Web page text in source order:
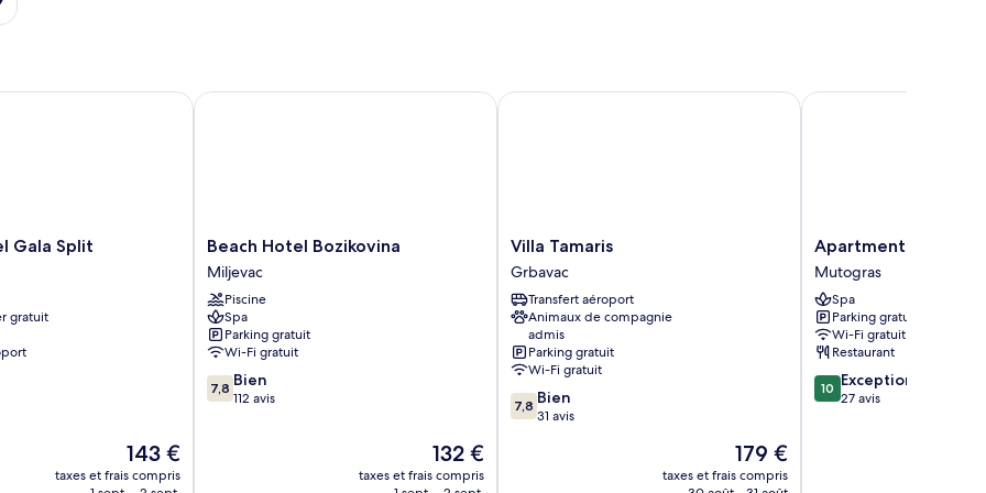
Gala Split
gratuit
Le
nouveau
prix
143 €
taxes et frais compris
Split
Beach
Hotel
Bozikovina
Miljevac
Beach Hotel Bozikovina
Miljevac
Piscine
Spa
Parking gratuit
Wi-Fi gratuit
7.8
sur
7,8 Bien
112 avis
Le
nouveau
prix
132 €
taxes et frais compris
Beach Hotel Bozikovina
Villa
Tamaris
Grbavac
Villa Tamaris
Grbavac
Transfert aéroport
Animaux de compagnie
admis
Parking gratuit
Wi-Fi gratuit
7.8
sur
7,8 Bien
31 avis
Le
nouveau
prix
179 €
taxes et frais compris
Villa Tamaris
Apartment
and
Rooms
Ana
Mutogras
Apartment and
Mutogras
Spa
Parking gratuit
Wi-Fi gratuit
Restaurant
10.0
sur
10 Exceptionnel
27 avis
Apartment and Rooms